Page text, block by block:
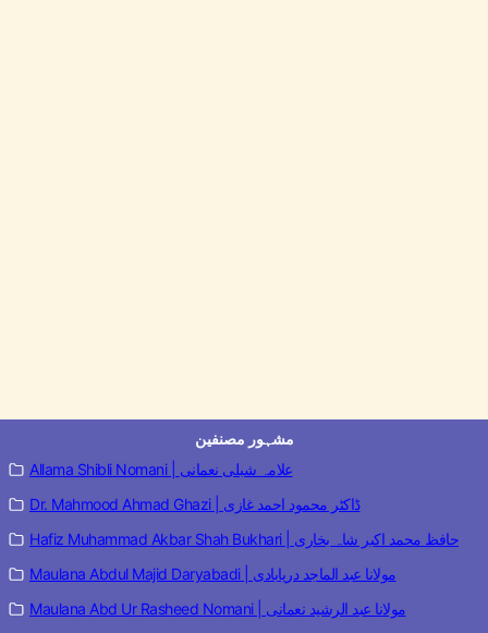
مشہور مصنفین
Allama Shibli Nomani | علامہ شبلی نعمانی
Dr. Mahmood Ahmad Ghazi | ڈاکٹر محمود احمد غازی
Hafiz Muhammad Akbar Shah Bukhari | حافظ محمد اکبر شاہ بخاری
Maulana Abdul Majid Daryabadi | مولانا عبد الماجد دریابادی
Maulana Abd Ur Rasheed Nomani | مولانا عبد الرشید نعمانی